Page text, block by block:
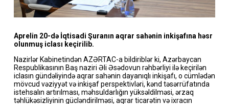
Aprelin 20-də İqtisadi Şuranın aqrar sahənin inkişafına həsr
olunmuş iclası keçirilib.
Nazirlər Kabinetindən AZƏRTAC-a bildiriblər ki, Azərbaycan
Respublikasının Baş naziri Əli Əsədovun rəhbərliyi ilə keçirilən
iclasın gündəliyində aqrar sahənin dayanıqlı inkişafı, o cümlədən
mövcud vəziyyət və inkişaf perspektivləri, kənd təsərrüfatında
istehsalın artırılması, məhsuldarlığın yüksəldilməsi, ərzaq
təhlükəsizliyinin gücləndirilməsi, aqrar ticarətin və ixracın